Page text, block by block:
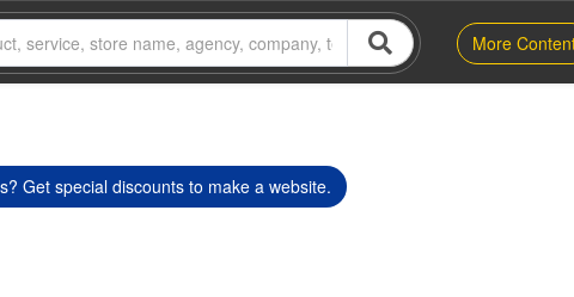
More
Get special discounts to make a website.